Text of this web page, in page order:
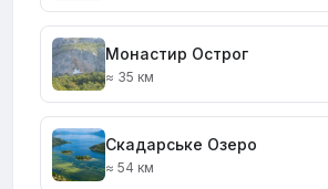
Монастир Острог
≈ 35 км
Скадарське Озеро
≈ 54 км